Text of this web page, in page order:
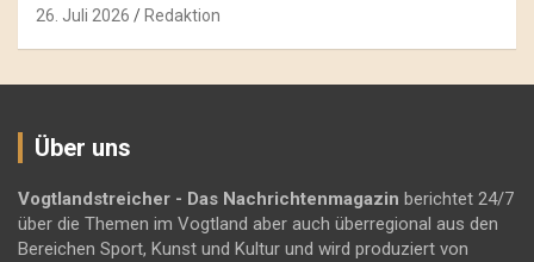
26. Juli 2026 Redaktion
Über uns
Vogtlandstreicher - Das Nachrichtenmagazin berichtet 24/7
über die Themen im Vogtland aber auch überregional aus den
Bereichen Sport, Kunst und Kultur und wird produziert von